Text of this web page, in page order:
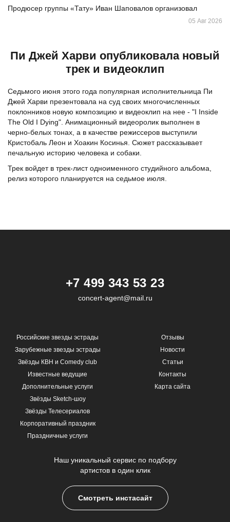
Продюсер группы «Тату» Иван Шаповалов организовал
05 Авг 2026
Пи Джей Харви опубликовала новый
трек и видеоклип
Седьмого июня этого года популярная исполнительница Пи
Джей Харви презентовала на суд своих многочисленных
поклонников новую композицию и видеоклип на нее - "I Inside
The Old I Dying". Анимационный видеоролик выполнен в
черно-белых тонах, а в качестве режиссеров выступили
Кристобаль Леон и Хоакин Косинья. Сюжет рассказывает
печальную историю человека и собаки.
Трек войдет в трек-лист одноименного студийного альбома,
релиз которого планируется на седьмое июля.
+7 499 343 53 23
concert-agent@mail.ru
Российские звезды эстрады
Зарубежные звезды эстрады
Звёзды КВН и Comedy club
Известные ведущие
Дополнительные услуги
Звёзды Sketch-шоу
Звёзды Телесериалов
Корпоративный праздник
Праздничные услуги
Отзывы
Новости
Статьи
Контакты
Карта сайта
Наш уникальный сервис по подбору
артистов в один клик
Смотреть инстасайт